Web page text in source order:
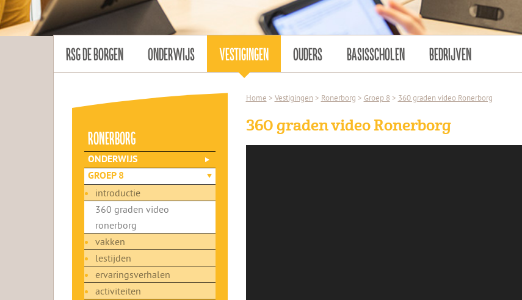
RSG DE BORGEN ONDERWIJS VESTIGINGEN OUDERS BASISSCHOLEN BEDRIJVEN
ronerborg
ONDERWIJS
GROEP 8
introductie
360 graden video
ronerborg
vakken
lestijden
ervaringsverhalen
activiteiten
Home > Vestigingen > Ronerborg > Groep 8 > 360 graden video Ronerborg
360 graden video Ronerborg